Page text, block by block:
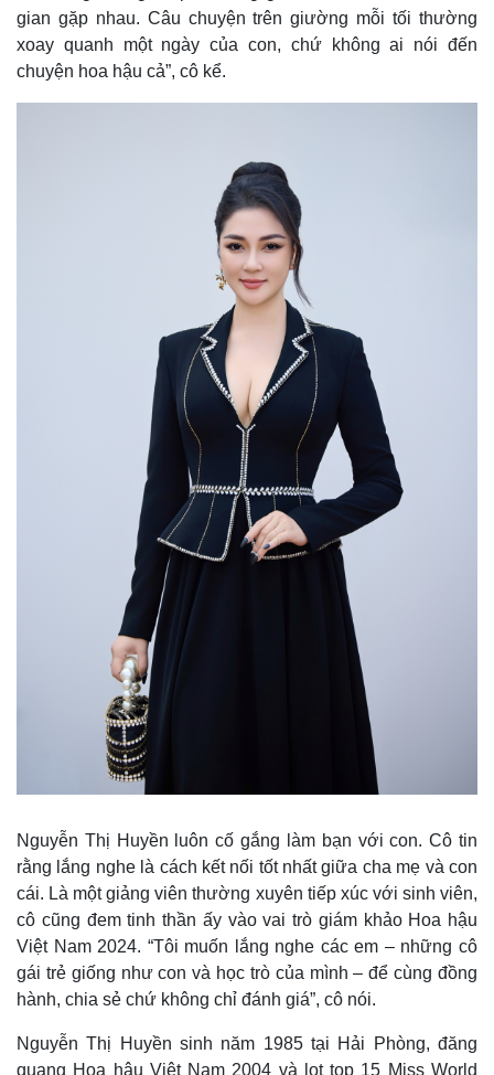
Pháp luật
Thể thao
Bóng đá
Lịch thi đấu bóng đá
Thế giới thể thao
eSports
Ô tô - Xe máy
Ô tô
Xe máy
gian gặp nhau. Câu chuyện trên giường mỗi tối thường
xoay quanh một ngày của con, chứ không ai nói đến
chuyện hoa hậu cả”, cô kể.
Nguyễn Thị Huyền luôn cố gắng làm bạn với con. Cô tin
rằng lắng nghe là cách kết nối tốt nhất giữa cha mẹ và con
cái. Là một giảng viên thường xuyên tiếp xúc với sinh viên,
cô cũng đem tinh thần ấy vào vai trò giám khảo Hoa hậu
Việt Nam 2024. “Tôi muốn lắng nghe các em – những cô
gái trẻ giống như con và học trò của mình – để cùng đồng
hành, chia sẻ chứ không chỉ đánh giá”, cô nói.
Nguyễn Thị Huyền sinh năm 1985 tại Hải Phòng, đăng
quang Hoa hậu Việt Nam 2004 và lọt top 15 Miss World